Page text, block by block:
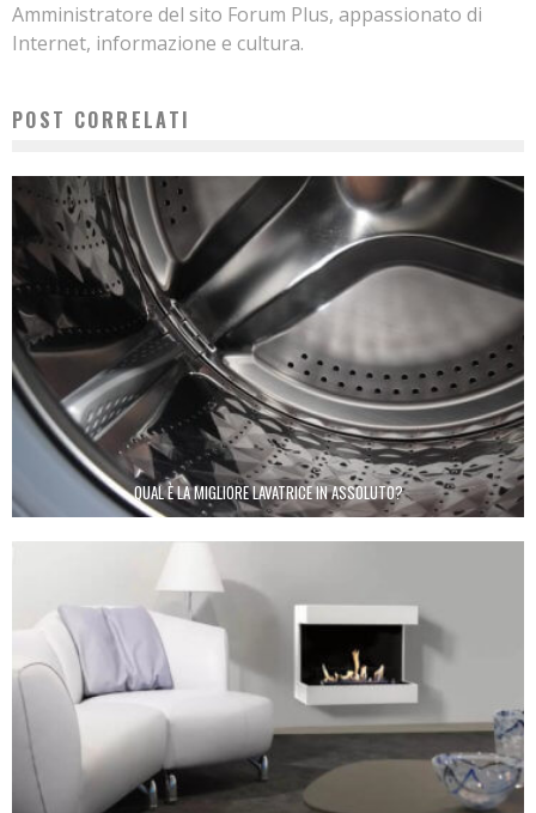
Amministratore del sito Forum Plus, appassionato di
Internet, informazione e cultura.
POST CORRELATI
QUAL È LA MIGLIORE LAVATRICE IN ASSOLUTO?